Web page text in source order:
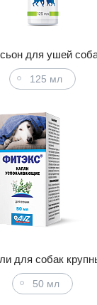
для ушей
125 мл
для собак
50 мл